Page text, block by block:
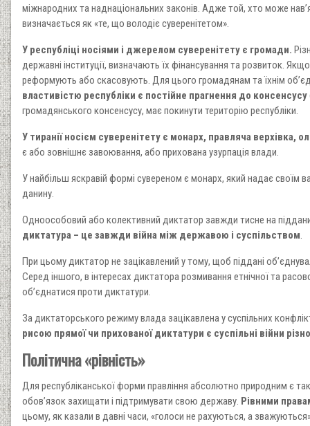
міжнародних та наднаціональних законів. Адже той, хто може
визначається як «те, що володіє суверенітетом».
У республіці носіями і джерелом суверенітету є громади.
державні інституції, визначають їх фінансування та розвиток.
реформують або скасовують. Для цього громадянам та їхнім
властивістю республіки є постійне прагнення до консенсусу
громадянського консенсусу, має покинути територію республіки.
У тиранії носієм суверенітету є монарх, правляча верхівка,
є або зовнішнє завоювання, або прихована узурпація влади.
У найбільш яскравій формі сувереном є монарх, який надає своїм
данину.
Одноособовий або колективний диктатор завжди тисне на
диктатура – це завжди війна між державою і суспільством.
При цьому диктатор не зацікавлений у тому, щоб піддані
Серед іншого, в інтересах диктатора розмивання етнічної та
об’єднатися проти диктатури.
За диктаторського режиму влада зацікавлена у суспільних
рисою прямої чи прихованої диктатури є суспільні війни
Політична «рівність»
Для республіканської форми правління абсолютно природним є
обов’язок захищати і підтримувати свою державу. Рівними
цьому, як казали в давні часи, «голоси не рахуються, а